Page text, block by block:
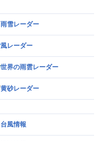
雨雪レーダー
風レーダー
世界の雨雲レーダー
黄砂レーダー
台風情報